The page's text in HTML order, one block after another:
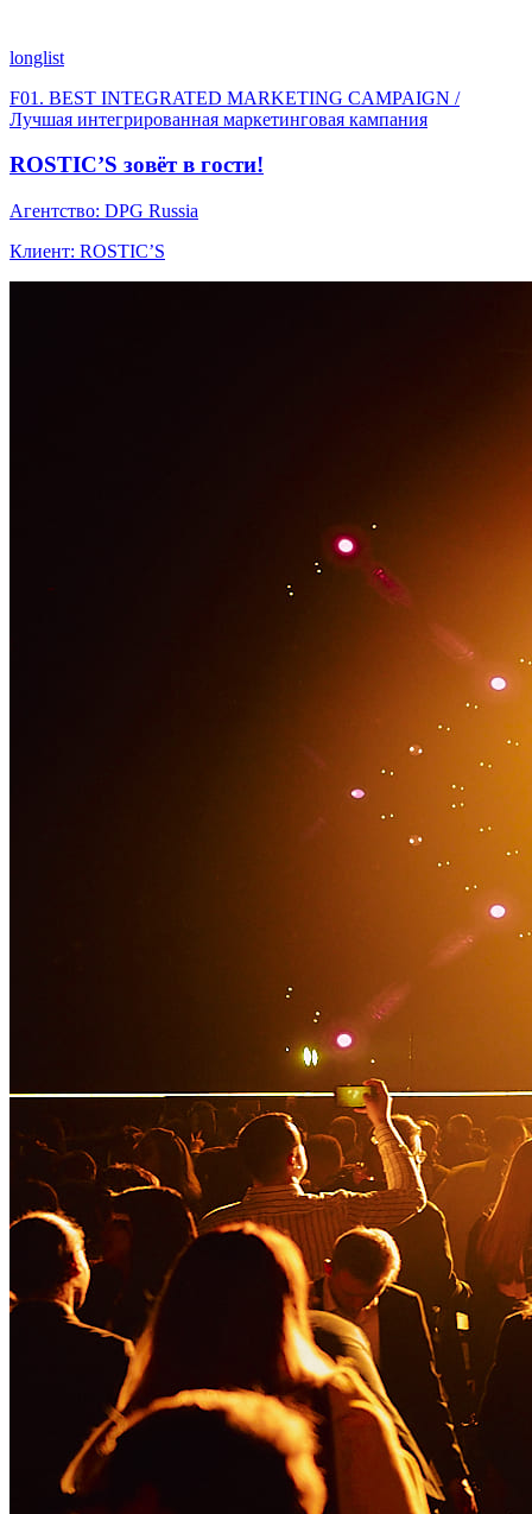
longlist
F01. BEST INTEGRATED MARKETING CAMPAIGN /
Лучшая интегрированная маркетинговая кампания
ROSTIC’S зовёт в гости!
Агентство: DPG Russia
Клиент: ROSTIC’S